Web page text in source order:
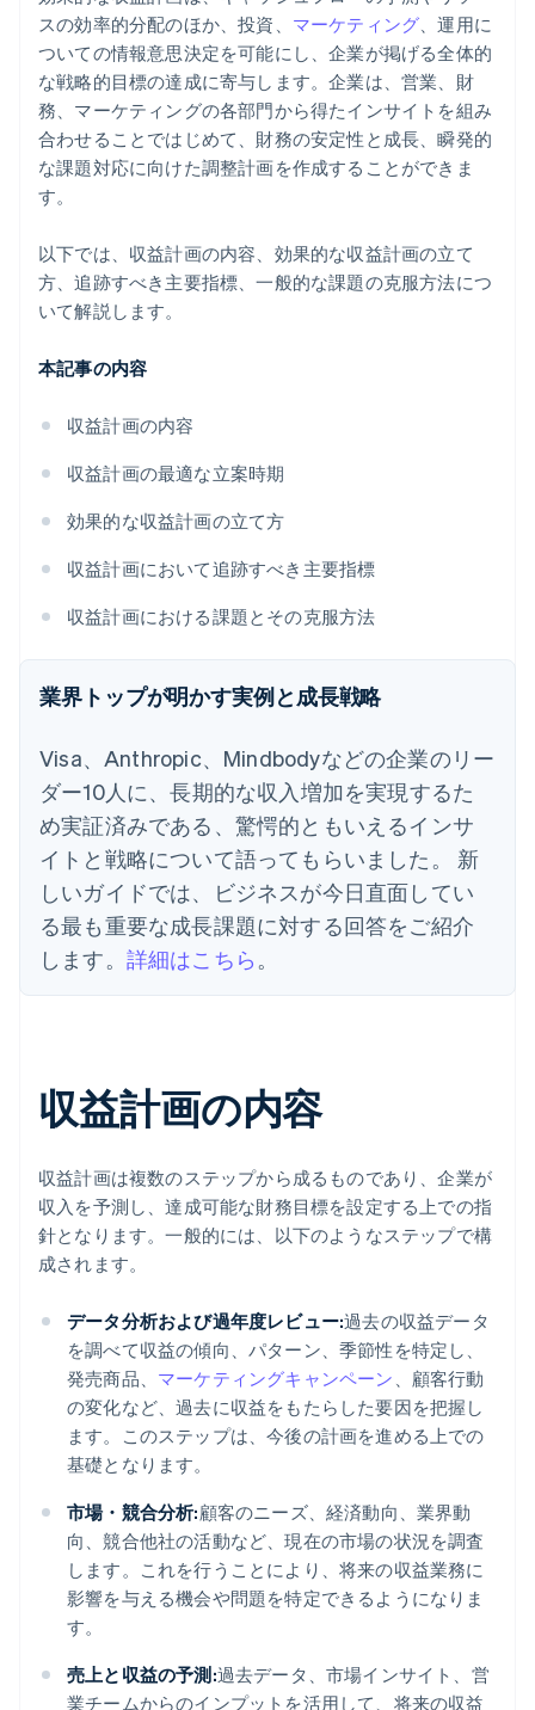
従業員 1 人あたりの収益
ネットプロモータースコア (NPS)
拡張収益率
リソースの制約
スの効率的分配のほか、投資、 マーケティング、運用に
ついての情報意思決定を可能にし、企業が掲げる全体的
な戦略的目標の達成に寄与します。企業は、営業、財
務、マーケティングの各部門から得たインサイトを組み
合わせることではじめて、財務の安定性と成長、瞬発的
な課題対応に向けた調整計画を作成することができま
す。
以下では、収益計画の内容、効果的な収益計画の立て
方、追跡すべき主要指標、一般的な課題の克服方法につ
いて解説します。
本記事の内容
収益計画の内容
収益計画の最適な立案時期
効果的な収益計画の立て方
収益計画において追跡すべき主要指標
収益計画における課題とその克服方法
業界トップが明かす実例と成長戦略
Visa、Anthropic、Mindbodyなどの企業のリー
ダー10人に、長期的な収入増加を実現するた
め実証済みである、驚愕的ともいえるインサ
イトと戦略について語ってもらいました。 新
しいガイドでは、ビジネスが今日直面してい
る最も重要な成長課題に対する回答をご紹介
します。 詳細はこちら 。
収益計画の内容
収益計画は複数のステップから成るものであり、企業が
収入を予測し、達成可能な財務目標を設定する上での指
針となります。一般的には、以下のようなステップで構
成されます。
データ分析および過年度レビュー:過去の収益データ
を調べて収益の傾向、パターン、季節性を特定し、
発売商品、 マーケティングキャンペーン 、顧客行動
の変化など、過去に収益をもたらした要因を把握し
ます。このステップは、今後の計画を進める上での
基礎となります。
市場・競合分析:顧客のニーズ、経済動向、業界動
向、競合他社の活動など、現在の市場の状況を調査
します。これを行うことにより、将来の収益業務に
影響を与える機会や問題を特定できるようになりま
す。
売上と収益の予測:過去データ、市場インサイト、営
業チームからのインプットを活用して、将来の収益